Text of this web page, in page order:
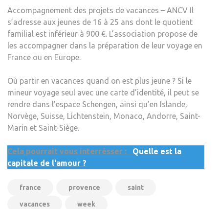
Accompagnement des projets de vacances – ANCV Il
s’adresse aux jeunes de 16 à 25 ans dont le quotient
familial est inférieur à 900 €. L’association propose de
les accompagner dans la préparation de leur voyage en
France ou en Europe.
Où partir en vacances quand on est plus jeune ? Si le
mineur voyage seul avec une carte d’identité, il peut se
rendre dans l’espace Schengen, ainsi qu’en Islande,
Norvège, Suisse, Lichtenstein, Monaco, Andorre, Saint-
Marin et Saint-Siège.
Cela pourrait vous interrésser :
Quelle est la
capitale de l'amour ?
france provence saint
vacances week